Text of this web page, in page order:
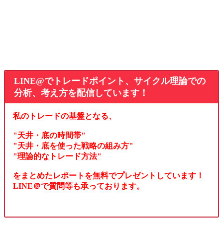
LINE@でトレードポイント、サイクル理論での
分析、考え方を配信しています！
私のトレードの基盤となる、
"天井・底の時間帯"
"天井・底を使った戦略の組み方"
"理論的なトレード方法"
をまとめたレポートを無料でプレゼントしています！
LINE＠で質問等も承っております。